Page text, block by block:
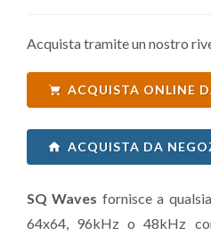
Acquista tramite un nostro
ACQUISTA ONLINE
ACQUISTA DA
SQ Waves fornisce a
64x64, 96kHz o 48kHz